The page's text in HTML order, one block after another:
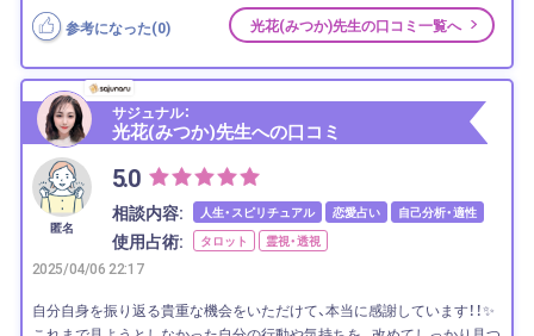
参考になった(0) 光花(みつか)先生の口コミ一覧へ
サジュナル：
光花(みつか)先生への口コミ
匿名
5.0
相談内容: 人生・スピリチュアル 恋愛占い 自己分析・適性
使用占術: タロット 霊視・透視
2025/04/06 22:17
自分自身を振り返る貴重な機会をいただけて、本当に感謝しています！！✨